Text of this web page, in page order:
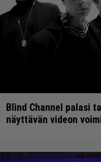
Blind Channel palasi
näyttävän videon